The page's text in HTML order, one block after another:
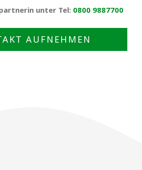
unter Tel: 0800 9887700
AUFNEHMEN